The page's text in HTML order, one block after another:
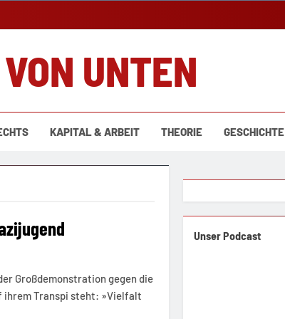
UNTEN
KAPITAL & ARBEIT THEORIE GESCHICHTE
Großdemonstration gegen die
ihrem Transpi steht: »Vielfalt
Unser Podcast